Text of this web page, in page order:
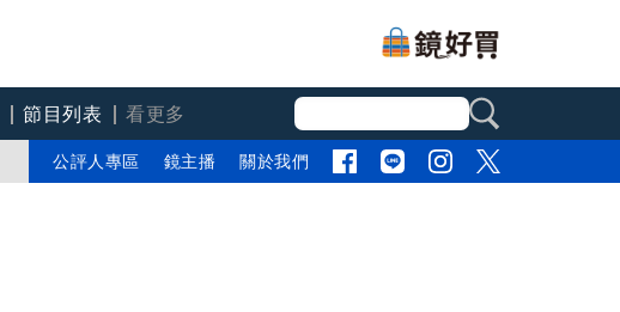
節目列表
看更多
公評人專區 鏡主播 關於我們